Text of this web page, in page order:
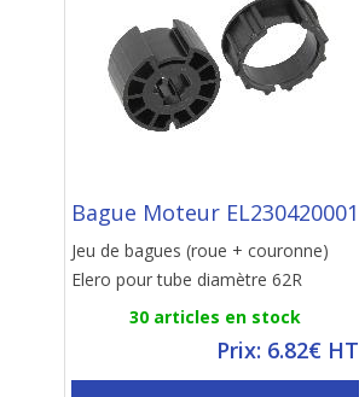
Bague Moteur EL230420001
Jeu de bagues (roue + couronne)
Elero pour tube diamètre 62R
30 articles en stock
Prix: 6.82€ HT